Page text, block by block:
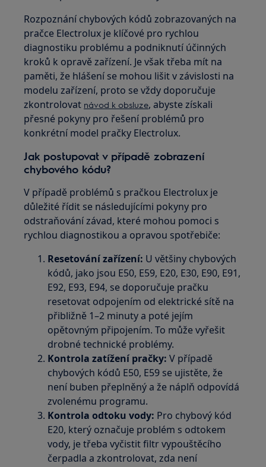
Rozpoznání chybových kódů zobrazovaných na
pračce Electrolux je klíčové pro rychlou
diagnostiku problému a podniknutí účinných
kroků k opravě zařízení. Je však třeba mít na
paměti, že hlášení se mohou lišit v závislosti na
modelu zařízení, proto se vždy doporučuje
zkontrolovat návod k obsluze, abyste získali
přesné pokyny pro řešení problémů pro
konkrétní model pračky Electrolux.
Jak postupovat v případě zobrazení
chybového kódu?
V případě problémů s pračkou Electrolux je
důležité řídit se následujícími pokyny pro
odstraňování závad, které mohou pomoci s
rychlou diagnostikou a opravou spotřebiče:
Resetování zařízení: U většiny chybových
kódů, jako jsou E50, E59, E20, E30, E90, E91,
E92, E93, E94, se doporučuje pračku
resetovat odpojením od elektrické sítě na
přibližně 1–2 minuty a poté jejím
opětovným připojením. To může vyřešit
drobné technické problémy.
Kontrola zatížení pračky: V případě
chybových kódů E50, E59 se ujistěte, že
není buben přeplněný a že náplň odpovídá
zvolenému programu.
Kontrola odtoku vody: Pro chybový kód
E20, který označuje problém s odtokem
vody, je třeba vyčistit filtr vypouštěcího
čerpadla a zkontrolovat, zda není